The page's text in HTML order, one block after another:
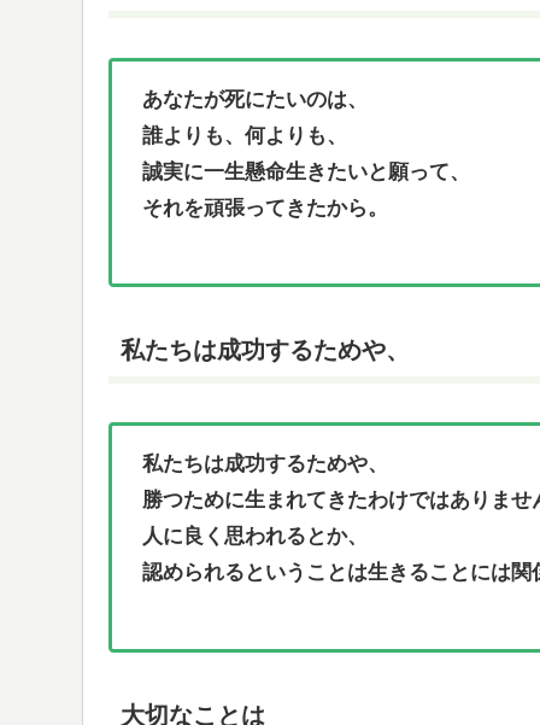
あなたが死にたいのは、
誰よりも、何よりも、
誠実に一生懸命生きたいと願って、
それを頑張ってきたから。
私たちは成功するためや、
私たちは成功するためや、
勝つために生まれてきたわけではありませ
人に良く思われるとか、
認められるということは生きることには関
大切なことは